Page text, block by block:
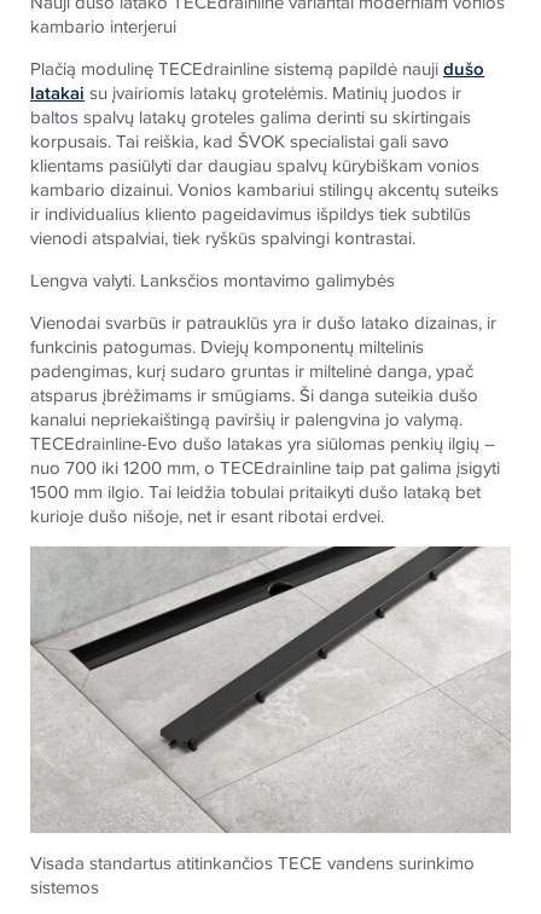
kambario interjerui
Plačią modulinęTECEdrainline sistemą papildė naujidušo
latakai su įvairiomis latakų grotelėmis. Matinių juodos ir
baltos spalvų latakų groteles galima derinti su skirtingais
korpusais. Tai reiškia, kad ŠVOK specialistai gali savo
klientams pasiūlyti dar daugiau spalvų kūrybiškam vonios
kambario dizainui. Vonios kambariui stilingų akcentų suteiks
ir individualius kliento pageidavimus išpildys tiek subtilūs
vienodi atspalviai, tiek ryškūs spalvingi kontrastai.
Lengva valyti. Lanksčios montavimo galimybės
Vienodai svarbūs ir patrauklūs yra ir dušo latako dizainas, ir
funkcinis patogumas. Dviejų komponentų miltelinis
padengimas, kurį sudaro gruntas ir miltelinė danga, ypač
atsparus įbrėžimams ir smūgiams. Ši danga suteikia dušo
kanalui nepriekaištingą paviršių ir palengvina jo valymą.
TECEdrainline-Evo dušo latakas yra siūlomas penkių ilgių –
nuo 700 iki 1200 mm, o TECEdrainline taip pat galima įsigyti
1500 mm ilgio. Tai leidžia tobulai pritaikyti dušo lataką bet
kurioje dušo nišoje, net ir esant ribotai erdvei.
Visada standartus atitinkančiosTECE vandens surinkimo
sistemos